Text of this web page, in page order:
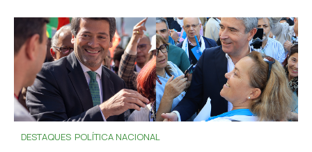
DESTAQUES POLÍTICA NACIONAL